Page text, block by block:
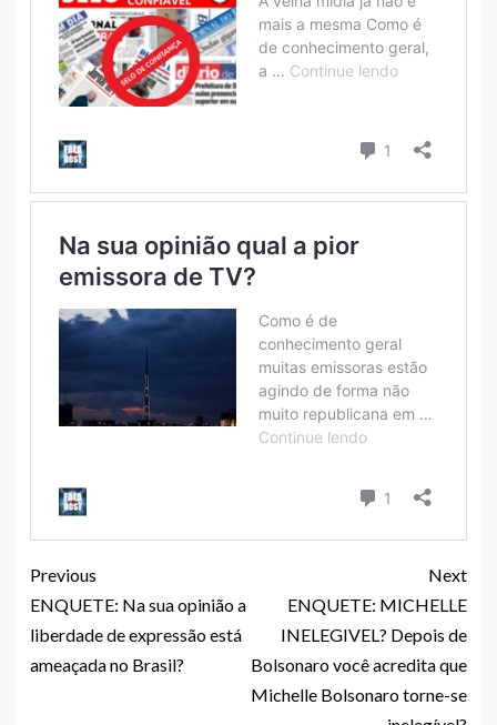
Previous
ENQUETE: Na sua opinião a
liberdade de expressão está
ameaçada no Brasil?
Next
ENQUETE: MICHELLE
INELEGIVEL? Depois de
Bolsonaro você acredita que
Michelle Bolsonaro torne-se